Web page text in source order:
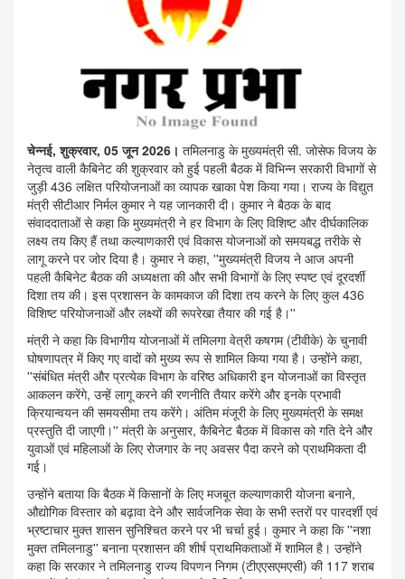
चेन्नई, शुक्रवार, 05 जून 2026। तमिलनाडु के मुख्यमंत्री सी. जोसेफ विजय के
नेतृत्व वाली कैबिनेट की शुक्रवार को हुई पहली बैठक में विभिन्न सरकारी विभागों से
जुड़ी 436 लक्षित परियोजनाओं का व्यापक खाका पेश किया गया। राज्य के विद्युत
मंत्री सीटीआर निर्मल कुमार ने यह जानकारी दी। कुमार ने बैठक के बाद
संवाददाताओं से कहा कि मुख्यमंत्री ने हर विभाग के लिए विशिष्ट और दीर्घकालिक
लक्ष्य तय किए हैं तथा कल्याणकारी एवं विकास योजनाओं को समयबद्ध तरीके से
लागू करने पर जोर दिया है। कुमार ने कहा, ''मुख्यमंत्री विजय ने आज अपनी
पहली कैबिनेट बैठक की अध्यक्षता की और सभी विभागों के लिए स्पष्ट एवं दूरदर्शी
दिशा तय की। इस प्रशासन के कामकाज की दिशा तय करने के लिए कुल 436
विशिष्ट परियोजनाओं और लक्ष्यों की रूपरेखा तैयार की गई है।''
मंत्री ने कहा कि विभागीय योजनाओं में तमिलगा वेत्री कषगम (टीवीके) के चुनावी
घोषणापत्र में किए गए वादों को मुख्य रूप से शामिल किया गया है। उन्होंने कहा,
''संबंधित मंत्री और प्रत्येक विभाग के वरिष्ठ अधिकारी इन योजनाओं का विस्तृत
आकलन करेंगे, उन्हें लागू करने की रणनीति तैयार करेंगे और इनके प्रभावी
क्रियान्वयन की समयसीमा तय करेंगे। अंतिम मंजूरी के लिए मुख्यमंत्री के समक्ष
प्रस्तुति दी जाएगी।'' मंत्री के अनुसार, कैबिनेट बैठक में विकास को गति देने और
युवाओं एवं महिलाओं के लिए रोजगार के नए अवसर पैदा करने को प्राथमिकता दी
गई।
उन्होंने बताया कि बैठक में किसानों के लिए मजबूत कल्याणकारी योजना बनाने,
औद्योगिक विस्तार को बढ़ावा देने और सार्वजनिक सेवा के सभी स्तरों पर पारदर्शी एवं
भ्रष्टाचार मुक्त शासन सुनिश्चित करने पर भी चर्चा हुई। कुमार ने कहा कि ''नशा
मुक्त तमिलनाडु'' बनाना प्रशासन की शीर्ष प्राथमिकताओं में शामिल है। उन्होंने
कहा कि सरकार ने तमिलनाडु राज्य विपणन निगम (टीएएसएमएसी) की 117 शराब